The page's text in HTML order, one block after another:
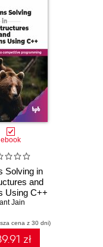
ebook
Solving in
and
Using C++
Jain
cena z 30 dni)
zł